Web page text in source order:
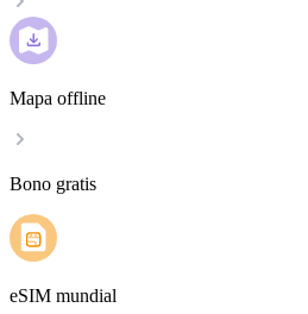
Mapa offline
Bono gratis
eSIM mundial